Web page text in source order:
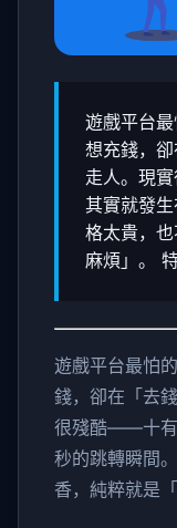
遊戲平台
想充錢，
走人。現
其實就發
格太貴，
麻煩」。
遊戲平台最怕
錢，卻在「去
很殘酷——十有
秒的跳轉瞬間
香，純粹就是